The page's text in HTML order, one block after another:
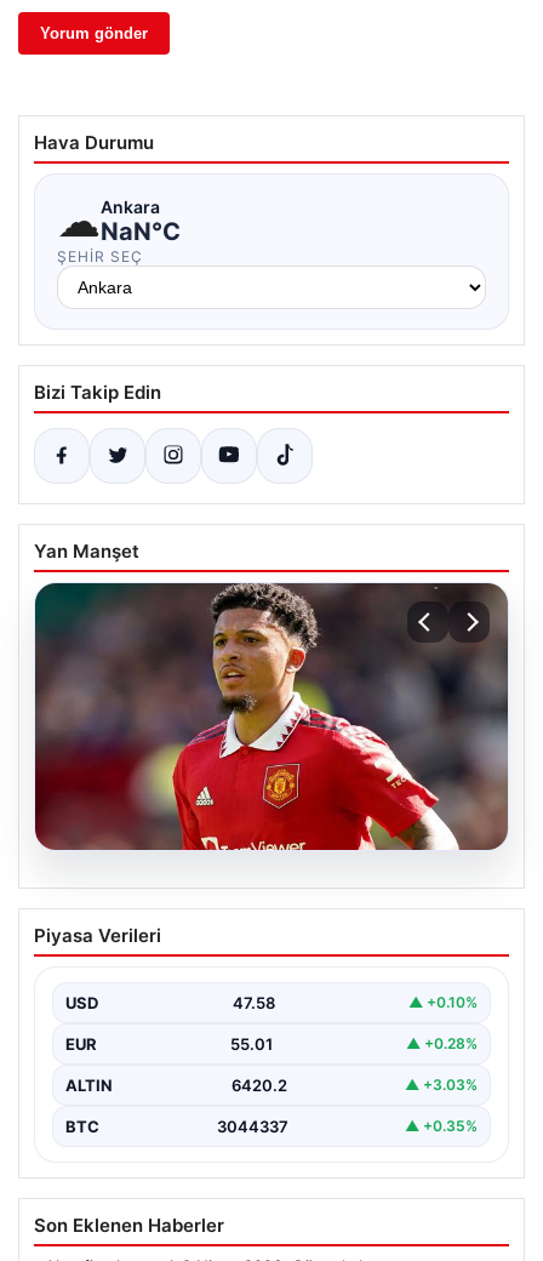
Hava Durumu
☁Ankara
NaN°C
ŞEHIR SEÇ
Bizi Takip Edin
Yan Manşet
Jadon Sancho’nun İlginç Antrenman
Kararı: Küçük Lig Takımıyla
Manchester United ile yollarını ayırmasının ardından
Sancho, kariyerine yeni…
Piyasa Verileri
USD 47.58 ▲ +0.10%
EUR 55.01 ▲ +0.28%
ALTIN 6420.2 ▲ +3.03%
BTC 3044337 ▲ +0.35%
Son Eklenen Haberler